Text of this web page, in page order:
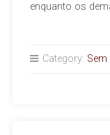
enquanto os
Category: